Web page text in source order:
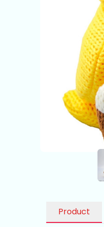
Product